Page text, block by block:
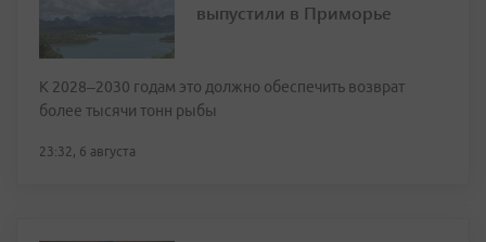
выпустили в Приморье
К 2028–2030 годам это должно обеспечить возврат
более тысячи тонн рыбы
23:32, 6 августа